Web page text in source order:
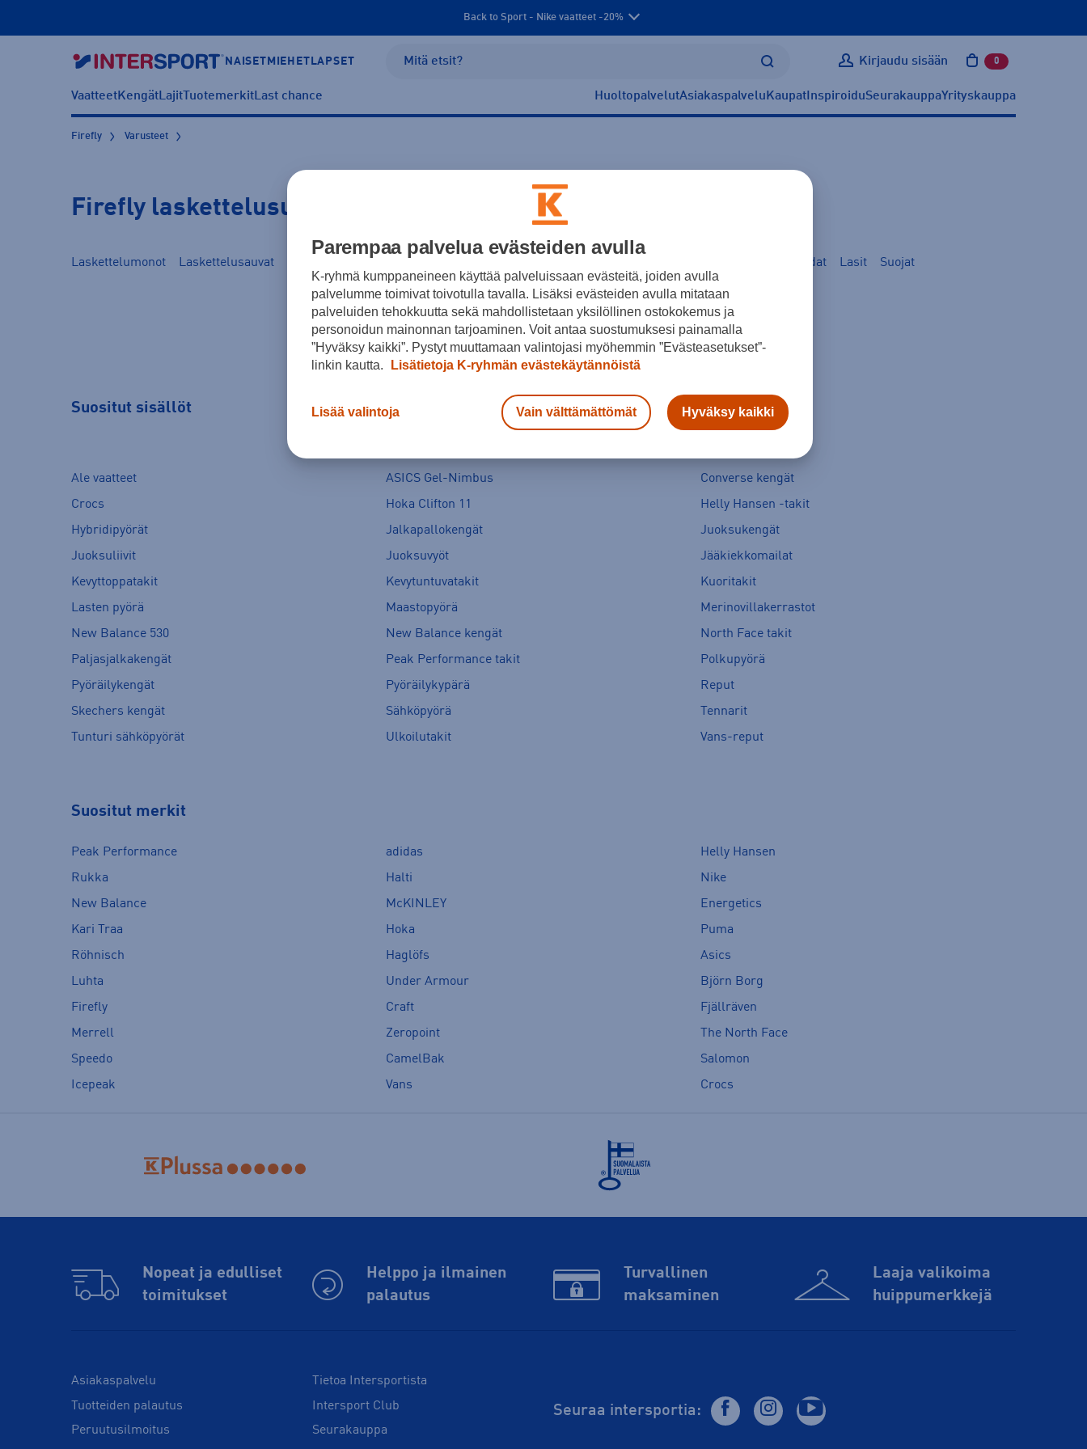
Back to Sport - Nike vaatteet -20%
NAISET MIEHET LAPSET Kirjaudu sisään 0 tuotetta
VaatteetKengätLajitTuotemerkitLast chance HuoltopalvelutAsiakaspalvelu Kaupat InspiroiduSeurakauppaYrityskauppa
Firefly Varusteet
Firefly laskettelusukset
Laskettelumonot Laskettelusauvat SUP-laudat Lasit Suojat
Ei tuotteita.
Suositut sisällöt
Ale vaatteet ASICS Gel-Nimbus
Converse kengät
Crocs
Hoka Clifton 11
Helly Hansen -takit
Hybridipyörät
Jalkapallokengät
Juoksukengät
Juoksuliivit
Juoksuvyöt
Jääkiekkomailat
Kevyttoppatakit
Kevytuntuvatakit
Kuoritakit
Lasten pyörä
Maastopyörä
Merinovillakerrastot
New Balance 530
New Balance kengät
North Face takit
Paljasjalkakengät
Peak Performance takit
Polkupyörä
Pyöräilykengät
Pyöräilykypärä
Reput
Skechers kengät
Sähköpyörä
Tennarit
Tunturi sähköpyörät
Ulkoilutakit Vans-reput
Suositut merkit
Peak Performance adidas
Helly Hansen
Rukka
Halti
Nike
New Balance
McKINLEY
Energetics
Kari Traa
Hoka
Puma
Röhnisch
Haglöfs
Asics
Luhta
Under Armour
Björn Borg
Firefly
Craft
Fjällräven
Merrell
Zeropoint
The North Face
Speedo
CamelBak
Salomon
Icepeak
Vans Crocs
Nopeat ja edulliset
toimitukset
Helppo ja ilmainen
palautus
Turvallinen
maksaminen
Laaja valikoima
huippu­merkkejä
Asiakaspalvelu
Tuotteiden palautus
Peruutusilmoitus
Tietoa Intersportista
Intersport Club
Seurakauppa
Seuraa intersportia:
Parempaa palvelua evästeiden avulla
K-ryhmä kumppaneineen käyttää palveluissaan evästeitä, joiden avulla
palvelumme toimivat toivotulla tavalla. Lisäksi evästeiden avulla mitataan
palveluiden tehokkuutta sekä mahdollistetaan yksilöllinen ostokokemus ja
personoidun mainonnan tarjoaminen. Voit antaa suostumuksesi painamalla
”Hyväksy kaikki”. Pystyt muuttamaan valintojasi myöhemmin ”Evästeasetukset”-
linkin kautta.
Lisätietoja K-ryhmän evästekäytännöistä
Lisää valintoja Vain välttämättömät Hyväksy kaikki